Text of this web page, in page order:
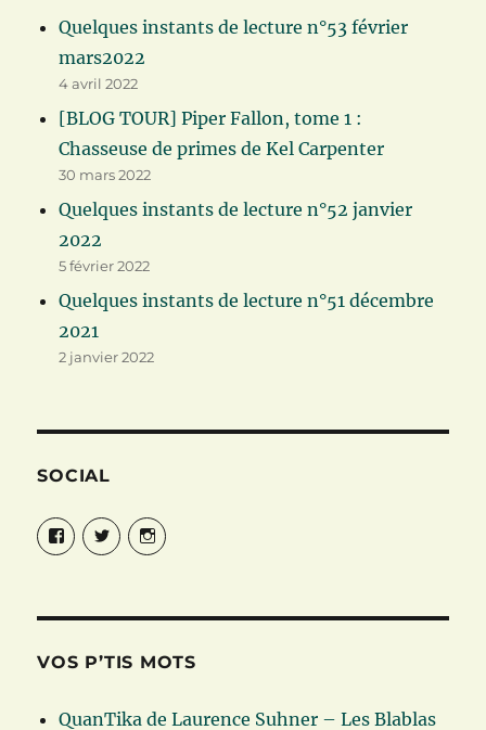
Quelques instants de lecture n°53 février
mars2022
4 avril 2022
[BLOG TOUR] Piper Fallon, tome 1 :
Chasseuse de primes de Kel Carpenter
30 mars 2022
Quelques instants de lecture n°52 janvier
2022
5 février 2022
Quelques instants de lecture n°51 décembre
2021
2 janvier 2022
SOCIAL
FacebookTwitterInstagram
VOS P’TIS MOTS
QuanTika de Laurence Suhner – Les Blablas